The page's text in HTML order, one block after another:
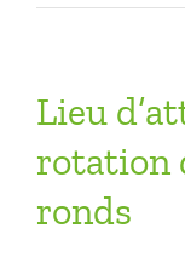
CAPITALES
Lieu
rotation
ronds